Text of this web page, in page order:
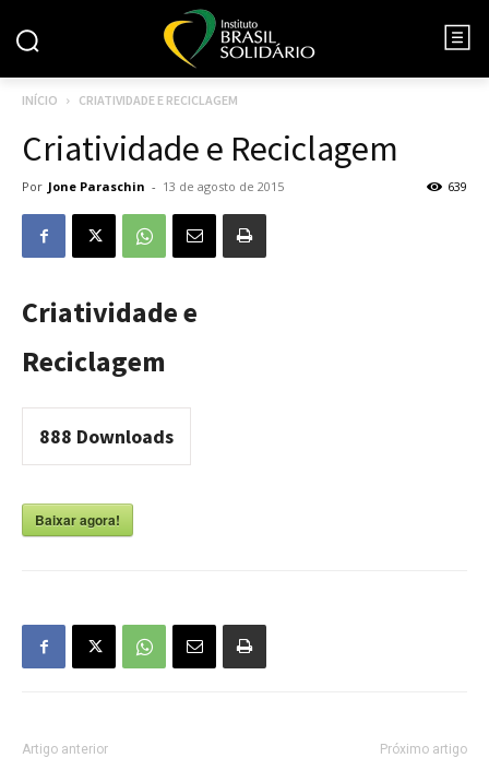
INÍCIO CRIATIVIDADE E RECICLAGEM
Criatividade e Reciclagem
Por Jone Paraschin - 13 de agosto de 2015 639
Criatividade e
Reciclagem
888 Downloads
Baixar agora!
Artigo anterior Próximo artigo